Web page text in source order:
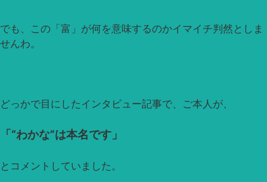
でも、この「富」が何を意味するのかイマイチ判然としま
せんわ。
どっかで目にしたインタビュー記事で、ご本人が、
「“わかな”は本名です」
とコメントしていました。